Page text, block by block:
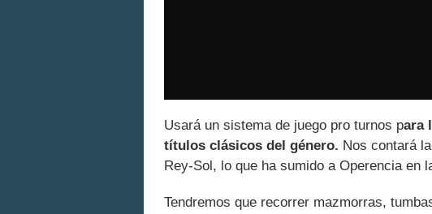
Usará un sistema de juego pro turnos para
títulos clásicos del género. Nos contará
Rey-Sol, lo que ha sumido a Operencia en
Tendremos que recorrer mazmorras,